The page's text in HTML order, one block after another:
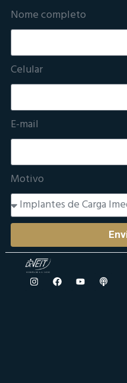
Nome completo
Celular
E-mail
Motivo